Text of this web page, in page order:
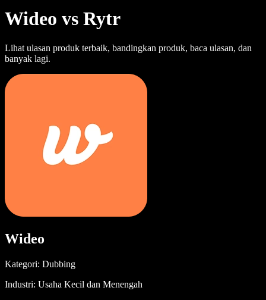
Wideo vs Rytr
Lihat ulasan produk terbaik, bandingkan produk, baca ulasan, dan
banyak lagi.
Wideo
Kategori: Dubbing
Industri: Usaha Kecil dan Menengah